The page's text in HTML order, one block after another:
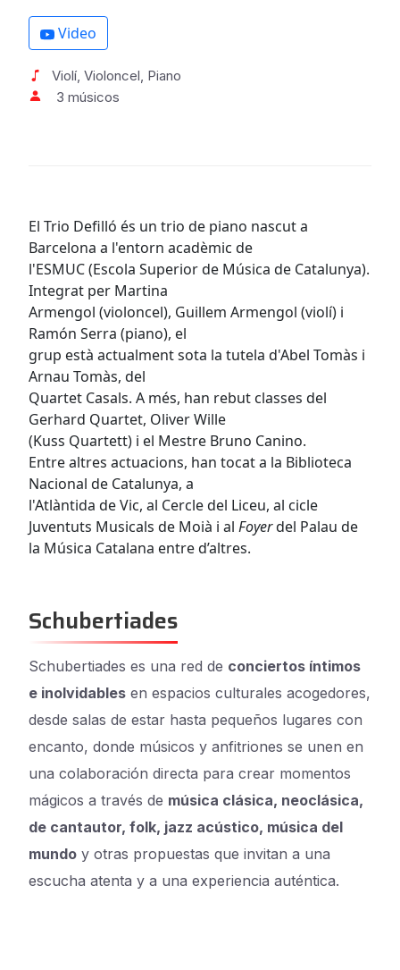
Video
Violí, Violoncel, Piano
3 músicos
El Trio Defilló és un trio de piano nascut a
Barcelona a l'entorn acadèmic de
l'ESMUC (Escola Superior de Música de Catalunya).
Integrat per Martina
Armengol (violoncel), Guillem Armengol (violí) i
Ramón Serra (piano), el
grup està actualment sota la tutela d'Abel Tomàs i
Arnau Tomàs, del
Quartet Casals. A més, han rebut classes del
Gerhard Quartet, Oliver Wille
(Kuss Quartett) i el Mestre Bruno Canino.
Entre altres actuacions, han tocat a la Biblioteca
Nacional de Catalunya, a
l'Atlàntida de Vic, al Cercle del Liceu, al cicle
Juventuts Musicals de Moià i al Foyerdel Palau de
la Música Catalana entre d’altres.
Schubertiades
Schubertiades es una red de conciertos íntimos
e inolvidables en espacios culturales acogedores,
desde salas de estar hasta pequeños lugares con
encanto, donde músicos y anfitriones se unen en
una colaboración directa para crear momentos
mágicos a través de música clásica, neoclásica,
de cantautor, folk, jazz acústico, música del
mundo y otras propuestas que invitan a una
escucha atenta y a una experiencia auténtica.